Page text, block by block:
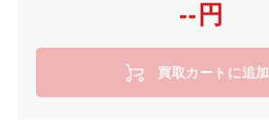
--円
買取カートに追加